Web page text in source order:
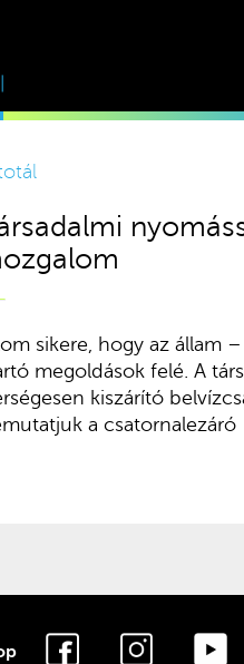
sikere, hogy az állam
megoldások felé. A
kiszárító
a csatornalezáró